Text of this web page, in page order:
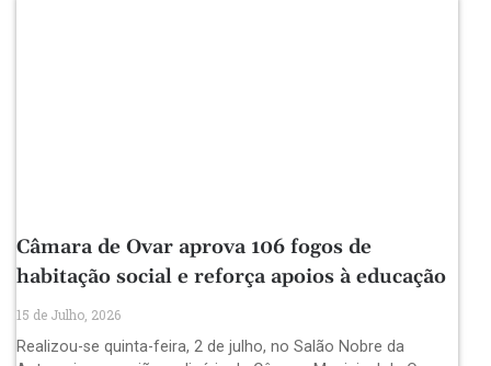
Câmara de Ovar aprova 106 fogos de
habitação social e reforça apoios à educação
15 de Julho, 2026
Realizou-se quinta-feira, 2 de julho, no Salão Nobre da